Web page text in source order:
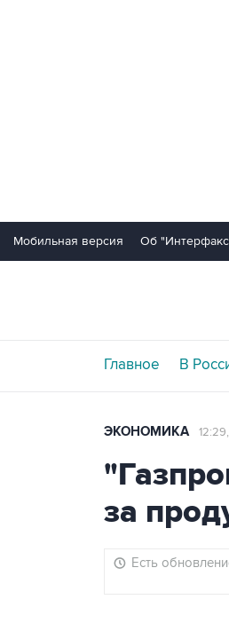
Мобильная версия Об
Главное В
ЭКОНОМИКА
за
Есть